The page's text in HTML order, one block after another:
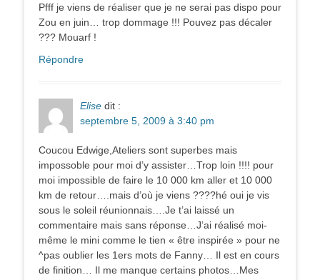
Pfff je viens de réaliser que je ne serai pas dispo pour
Zou en juin… trop dommage !!! Pouvez pas décaler
??? Mouarf !
Répondre
Elise dit :
septembre 5, 2009 à 3:40 pm
Coucou Edwige,Ateliers sont superbes mais
impossoble pour moi d’y assister…Trop loin !!!! pour
moi impossible de faire le 10 000 km aller et 10 000
km de retour….mais d’où je viens ????hé oui je vis
sous le soleil réunionnais….Je t’ai laissé un
commentaire mais sans réponse…J’ai réalisé moi-
même le mini comme le tien « être inspirée » pour ne
^pas oublier les 1ers mots de Fanny… Il est en cours
de finition… Il me manque certains photos…Mes